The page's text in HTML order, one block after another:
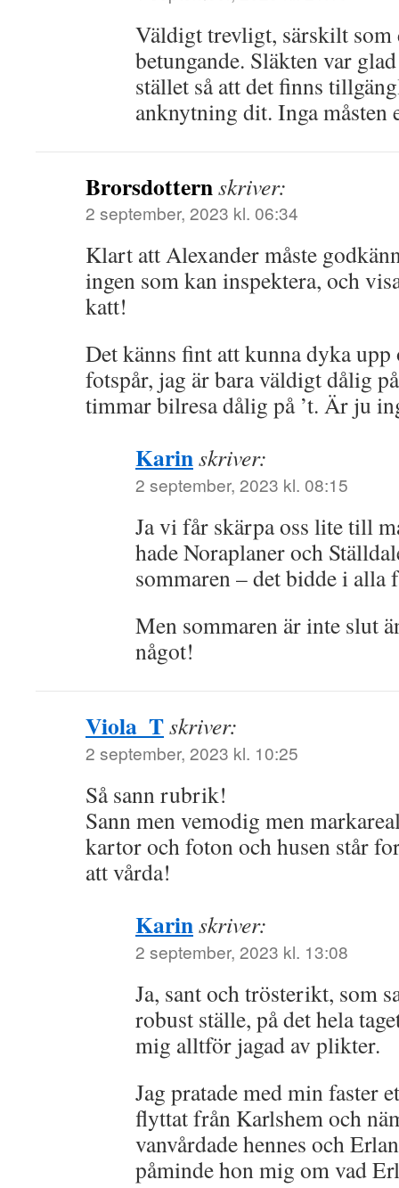
Väldigt trevligt, särskilt
betungande. Släkten var
stället så att det finns
anknytning dit. Inga
Brorsdotternskriver:
2 september, 2023 kl. 06:34
Klart att Alexander måste
ingen som kan inspektera, och
katt!
Det känns fint att kunna dyka
fotspår, jag är bara väldigt dålig
timmar bilresa dålig på ’t. Är ju
Karinskriver:
2 september, 2023 kl. 08:15
Ja vi får skärpa oss lite till
hade Noraplaner och
sommaren – det bidde i
Men sommaren är inte slut
något!
Viola_Tskriver:
2 september, 2023 kl. 10:25
Så sann rubrik!
Sann men vemodig men
kartor och foton och husen står
att vårda!
Karinskriver:
2 september, 2023 kl. 13:08
Ja, sant och trösterikt, som
robust ställe, på det hela
mig alltför jagad av plikter.
Jag pratade med min faster
flyttat från Karlshem och
vanvårdade hennes och
påminde hon mig om vad